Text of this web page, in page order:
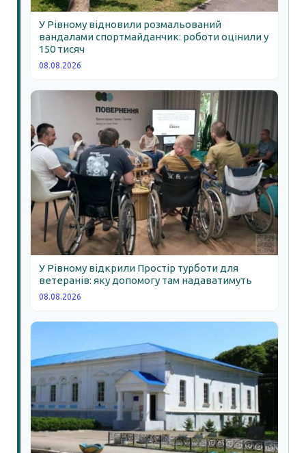
У Рівному відновили розмальований
вандалами спортмайданчик: роботи оцінили у
150 тисяч
08.08.2026
У Рівному відкрили Простір турботи для
ветеранів: яку допомогу там надаватимуть
08.08.2026